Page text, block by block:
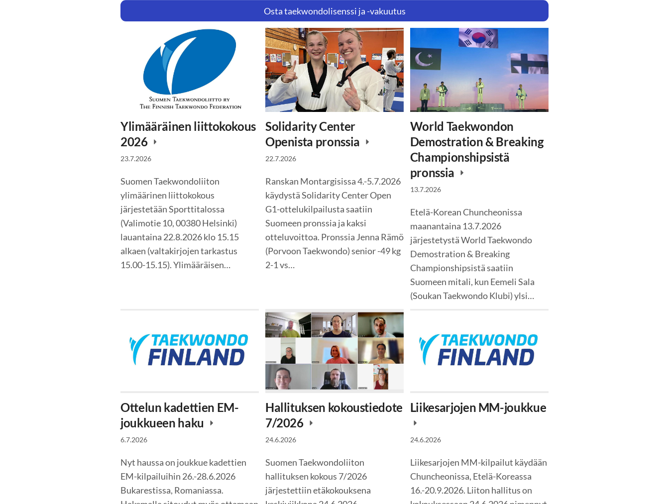
Osta taekwondolisenssi ja -vakuutus
Ylimääräinen liittokokous
2026
23.7.2026
Suomen Taekwondoliiton
ylimäärinen liittokokous
järjestetään Sporttitalossa
(Valimotie 10, 00380 Helsinki)
lauantaina 22.8.2026 klo 15.15
alkaen (valtakirjojen tarkastus
15.00-15.15). Ylimääräisen…
Solidarity Center
Openista pronssia
22.7.2026
Ranskan Montargisissa 4.-5.7.2026
käydystä Solidarity Center Open
G1-ottelukilpailusta saatiin
Suomeen pronssia ja kaksi
otteluvoittoa. Pronssia Jenna Rämö
(Porvoon Taekwondo) senior -49 kg
2-1 vs…
World Taekwondon
Demostration & Breaking
Championshipsistä
pronssia
13.7.2026
Etelä-Korean Chuncheonissa
maanantaina 13.7.2026
järjestetystä World Taekwondo
Demostration & Breaking
Championshipsistä saatiin
Suomeen mitali, kun Eemeli Sala
(Soukan Taekwondo Klubi) ylsi…
Ottelun kadettien EM-
joukkueen haku
6.7.2026
Nyt haussa on joukkue kadettien
EM-kilpailuihin 26.-28.6.2026
Bukarestissa, Romaniassa.
Hallituksen kokoustiedote
7/2026
24.6.2026
Suomen Taekwondoliiton
hallituksen kokous 7/2026
järjestettiin etäkokouksena
Liikesarjojen MM-joukkue
24.6.2026
Liikesarjojen MM-kilpailut käydään
Chuncheonissa, Etelä-Koreassa
16.-20.9.2026. Liiton hallitus on